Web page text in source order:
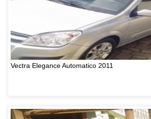
Vectra Elegance Automatico 2011